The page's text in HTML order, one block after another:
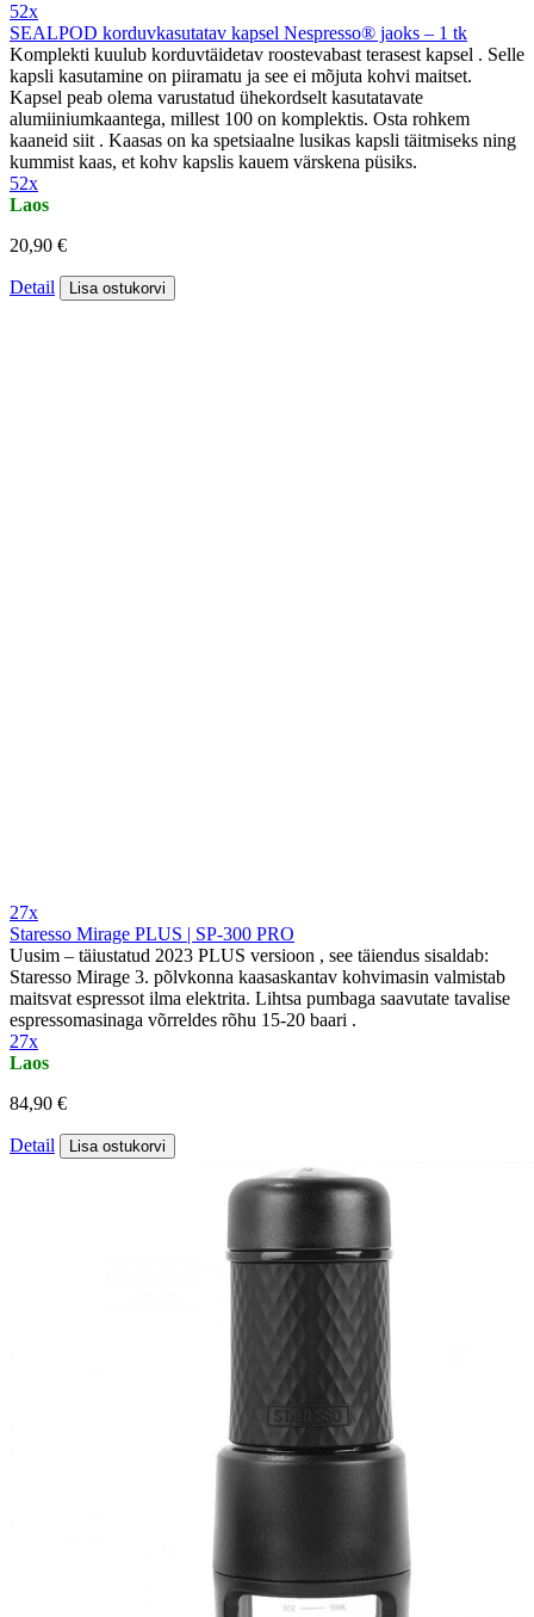
52x
SEALPOD korduvkasutatav kapsel Nespresso® jaoks – 1 tk
Komplekti kuulub korduvtäidetav roostevabast terasest kapsel . Selle
kapsli kasutamine on piiramatu ja see ei mõjuta kohvi maitset.
Kapsel peab olema varustatud ühekordselt kasutatavate
alumiiniumkaantega, millest 100 on komplektis. Osta rohkem
kaaneid siit . Kaasas on ka spetsiaalne lusikas kapsli täitmiseks ning
kummist kaas, et kohv kapslis kauem värskena püsiks.
52x
Laos
20,90 €
Detail Lisa ostukorvi
27x
Staresso Mirage PLUS | SP-300 PRO
Uusim – täiustatud 2023 PLUS versioon , see täiendus sisaldab:
Staresso Mirage 3. põlvkonna kaasaskantav kohvimasin valmistab
maitsvat espressot ilma elektrita. Lihtsa pumbaga saavutate tavalise
espressomasinaga võrreldes rõhu 15-20 baari .
27x
Laos
84,90 €
Detail Lisa ostukorvi